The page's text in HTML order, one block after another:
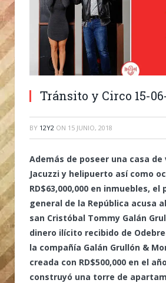
Tránsito y Circo 15-
BY 12Y2 ON 15 JUNIO, 2018
Además de poseer una casa de
Jacuzzi y helipuerto así como
RD$63,000,000 en inmuebles, el
general de la República acusa
san Cristóbal Tommy Galán
dinero ilícito recibido de
la compañía Galán Grullón &
creada con RD$500,000 en el
construyó una torre de